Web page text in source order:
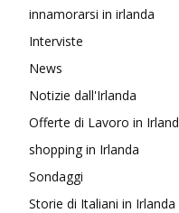
innamorarsi in irlanda
Interviste
News
Notizie dall'Irlanda
Offerte di Lavoro in
shopping in Irlanda
Sondaggi
Storie di Italiani in Irlanda